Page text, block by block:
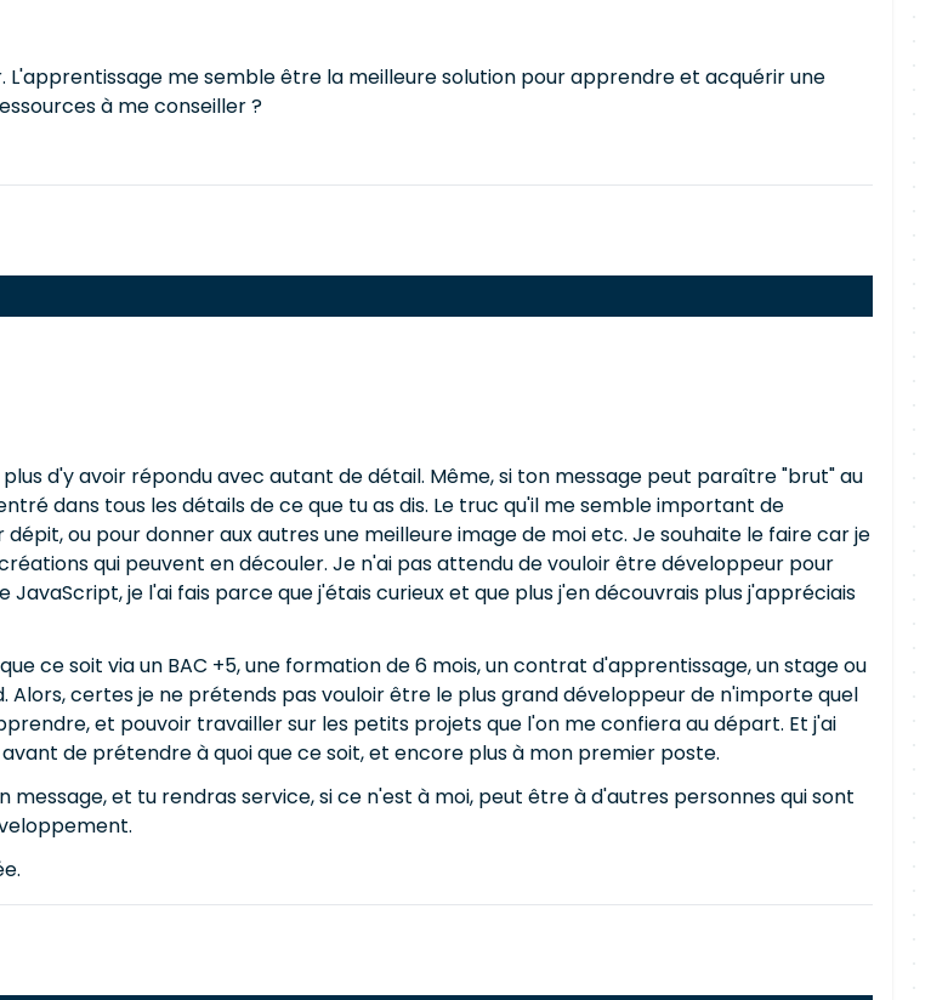
me semble être la meilleure solution pour apprendre et acquérir une
à me conseiller ?
d'y avoir répondu avec autant de détail. Même, si ton message peut paraître "brut" au
dans tous les détails de ce que tu as dis. Le truc qu'il me semble important de
ou pour donner aux autres une meilleure image de moi etc. Je souhaite le faire car je
qui peuvent en découler. Je n'ai pas attendu de vouloir être développeur pour
JavaScript, je l'ai fais parce que j'étais curieux et que plus j'en découvrais plus j'appréciais
ce soit via un BAC +5, une formation de 6 mois, un contrat d'apprentissage, un stage ou
certes je ne prétends pas vouloir être le plus grand développeur de n'importe quel
et pouvoir travailler sur les petits projets que l'on me confiera au départ. Et j'ai
de prétendre à quoi que ce soit, et encore plus à mon premier poste.
et tu rendras service, si ce n'est à moi, peut être à d'autres personnes qui sont